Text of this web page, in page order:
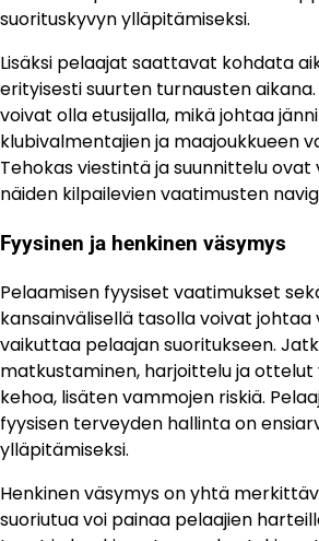
suorituskyvyn ylläpitämiseksi.
Lisäksi pelaajat saattavat kohdata
erityisesti suurten turnausten
voivat olla etusijalla, mikä johtaa
klubivalmentajien ja maajoukkueen
Tehokas viestintä ja suunnittelu
näiden kilpailevien vaatimusten
Fyysinen ja henkinen väsymys
Pelaamisen fyysiset vaatimukset
kansainvälisellä tasolla voivat johtaa
vaikuttaa pelaajan suoritukseen.
matkustaminen, harjoittelu ja
kehoa, lisäten vammojen riskiä.
fyysisen terveyden hallinta on
ylläpitämiseksi.
Henkinen väsymys on yhtä
suoriutua voi painaa pelaajien